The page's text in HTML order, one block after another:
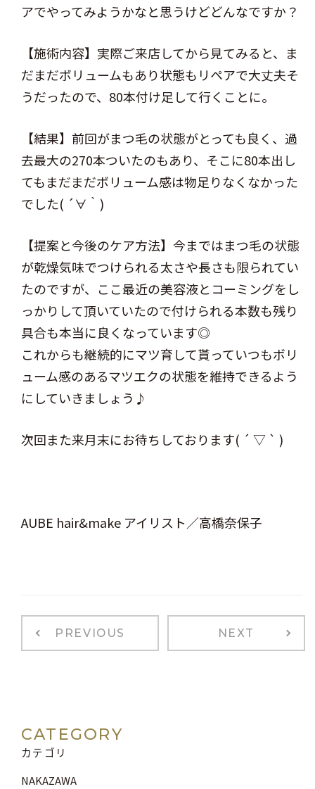
アでやってみようかなと思うけどどんなですか？
【施術内容】実際ご来店してから見てみると、ま
だまだボリュームもあり状態もリペアで大丈夫そ
うだったので、80本付け足して行くことに。
【結果】前回がまつ毛の状態がとっても良く、過
去最大の270本ついたのもあり、そこに80本出し
てもまだまだボリューム感は物足りなくなかった
でした( ´∀｀)
【提案と今後のケア方法】今まではまつ毛の状態
が乾燥気味でつけられる太さや長さも限られてい
たのですが、ここ最近の美容液とコーミングをし
っかりして頂いていたので付けられる本数も残り
具合も本当に良くなっています◎
これからも継続的にマツ育して貰っていつもボリ
ューム感のあるマツエクの状態を維持できるよう
にしていきましょう♪
次回また来月末にお待ちしております( ´ ▽ ` )
AUBE hair&make アイリスト／高橋奈保子
PREVIOUS NEXT
CATEGORY
カテゴリ
NAKAZAWA